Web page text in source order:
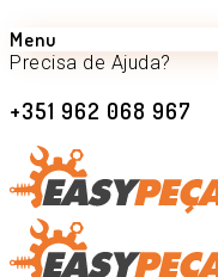
Menu
Precisa de Ajuda?
+351 962 068 967